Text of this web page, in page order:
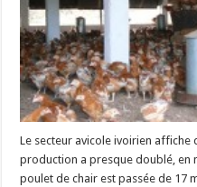
Le secteur avicole ivoirien
production a presque doublé, en
poulet de chair est passée de 17